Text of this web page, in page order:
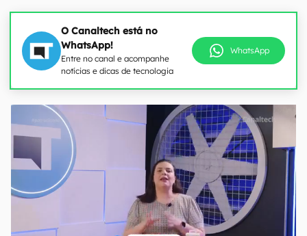
O Canaltech está no
WhatsApp!
Entre no canal e acompanhe
notícias e dicas de tecnologia
WhatsApp